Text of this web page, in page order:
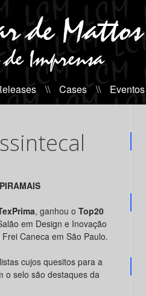
\\ Cases \\ Eventos
, ganhou o Top20
em Design e Inovação
Caneca em São Paulo.
cujos quesitos para a
o selo são destaques da